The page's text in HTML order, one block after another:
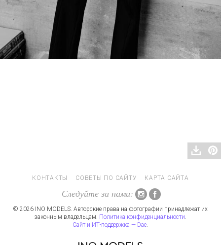
КОНТАКТЫ СОВЕТЫ ПО САЙТУ КАРТА САЙТА
Следуйте за нами:
© 2026 INO MODELS. Авторские права на фотографии принадлежат их
законным владельцам. Политика конфиденциальности.
Сайт и ИТ-поддержка — Dae.